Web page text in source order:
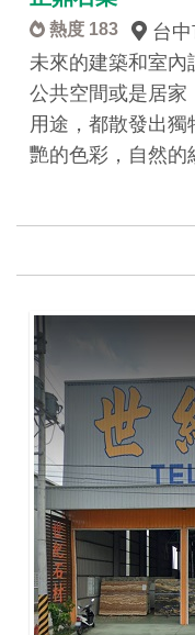
熱度 183
台中
未來的建築和室內
公共空間或是居家
用途，都散發出
艷的色彩，自然